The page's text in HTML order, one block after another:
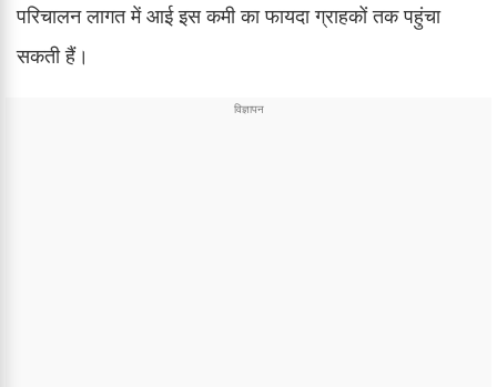
परिचालन लागत में आई इस कमी का फायदा ग्राहकों तक पहुंचा
सकती हैं।